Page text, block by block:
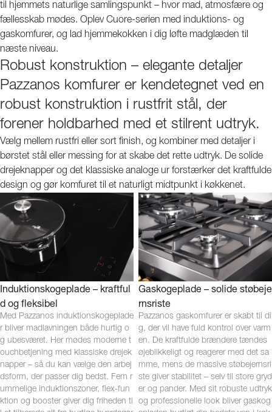
til hjemmets naturlige samlingspunkt – hvor mad, atmosfære og
fællesskab mødes. Oplev Cuore-serien med induktions- og
gaskomfurer, og lad hjemmekokken i dig løfte madglæden til
næste niveau.
Robust konstruktion – elegante detaljer
Pazzanos komfurer er kendetegnet ved en
robust konstruktion i rustfrit stål, der
forener holdbarhed med et stilrent udtryk.
Vælg mellem rustfri eller sort finish, og kombiner med detaljer i
børstet stål eller messing for at skabe det rette udtryk. De solide
drejeknapper og det klassiske analoge ur forstærker det kraftfulde
design og gør komfuret til et naturligt midtpunkt i køkkenet.
Induktionskogeplade – kraftful
d og fleksibel
Med Pazzanos induktionskogeplade
r bliver madlavningen både hurtig o
g ubesværet. Her mødes moderne t
ouchbetjening med klassiske drejek
napper – så du kan vælge den arbej
dsform, der passer dig bedst. Fem r
ummelige induktionszoner, flex-fun
ktion og booster giver dig friheden ti
Gaskogeplade – solide støbeje
rnsriste
Pazzanos gaskomfurer er skabt til di
g, der vil have fuld kontrol over varm
en. De kraftfulde brændere tændes
øjeblikkeligt og reagerer med det sa
mme, mens de massive støbejernsri
ste giver stabilitet – selv til store gryd
er og pander. Med sit robuste udtryk
og professionelle look bliver gaskog